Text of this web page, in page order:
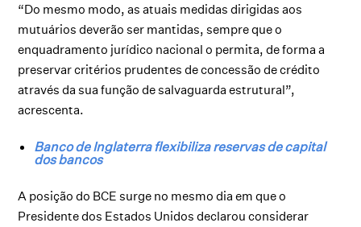
“Do mesmo modo, as atuais medidas dirigidas aos
mutuários deverão ser mantidas, sempre que o
enquadramento jurídico nacional o permita, de forma a
preservar critérios prudentes de concessão de crédito
através da sua função de salvaguarda estrutural”,
acrescenta.
Banco de Inglaterra flexibiliza reservas de capital
dos bancos
A posição do BCE surge no mesmo dia em que o
Presidente dos Estados Unidos declarou considerar